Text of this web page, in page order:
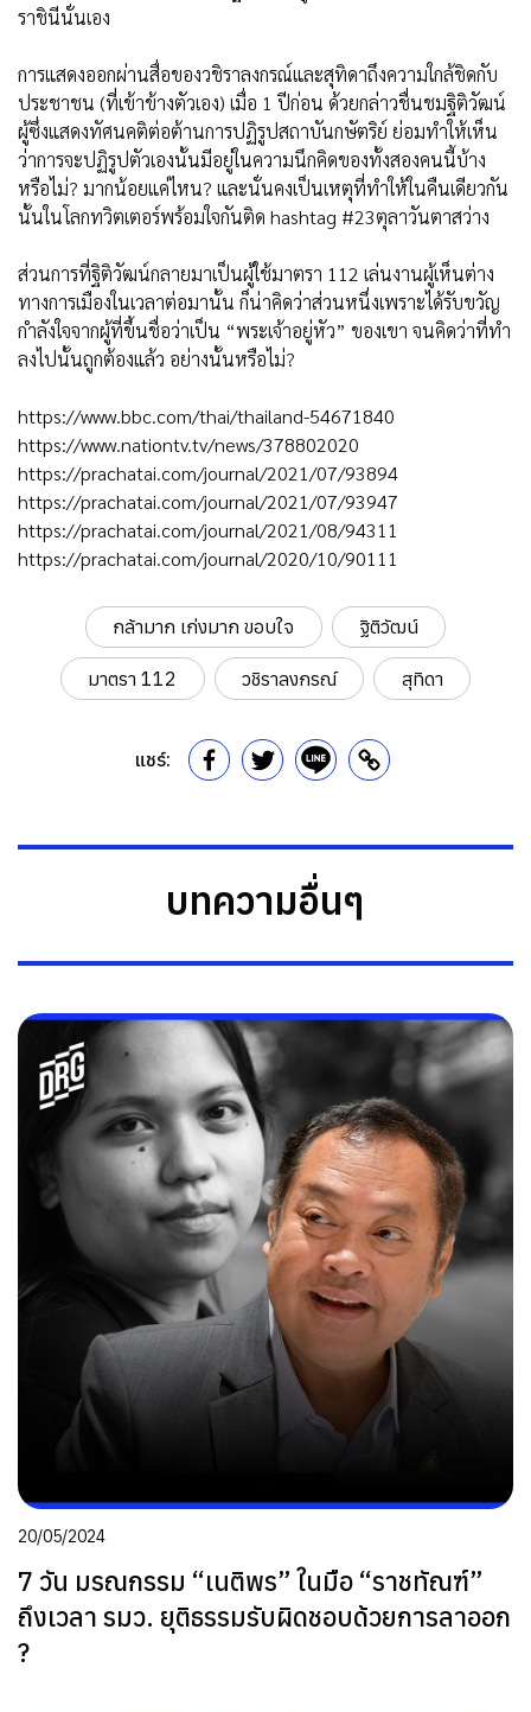
ราชินีนั่นเอง
การแสดงออกผ่านสื่อของวชิราลงกรณ์และสุทิดาถึงความใกล้ชิดกับ
ประชาชน (ที่เข้าข้างตัวเอง) เมื่อ 1 ปีก่อน ด้วยกล่าวชื่นชมฐิติวัฒน์
ผู้ซึ่งแสดงทัศนคติต่อต้านการปฏิรูปสถาบันกษัตริย์ ย่อมทำให้เห็น
ว่าการจะปฏิรูปตัวเองนั้นมีอยู่ในความนึกคิดของทั้งสองคนนี้บ้าง
หรือไม่? มากน้อยแค่ไหน? และนั่นคงเป็นเหตุที่ทำให้ในคืนเดียวกัน
นั้นในโลกทวิตเตอร์พร้อมใจกันติด hashtag #23ตุลาวันตาสว่าง
ส่วนการที่ฐิติวัฒน์กลายมาเป็นผู้ใช้มาตรา 112 เล่นงานผู้เห็นต่าง
ทางการเมืองในเวลาต่อมานั้น ก็น่าคิดว่าส่วนหนึ่งเพราะได้รับขวัญ
กำลังใจจากผู้ที่ขึ้นชื่อว่าเป็น “พระเจ้าอยู่หัว” ของเขา จนคิดว่าที่ทำ
ลงไปนั้นถูกต้องแล้ว อย่างนั้นหรือไม่?
https://www.bbc.com/thai/thailand-54671840
https://www.nationtv.tv/news/378802020
https://prachatai.com/journal/2021/07/93894
https://prachatai.com/journal/2021/07/93947
https://prachatai.com/journal/2021/08/94311
https://prachatai.com/journal/2020/10/90111
กล้ามาก เก่งมาก ขอบใจ ฐิติวัฒน์
มาตรา 112 วชิราลงกรณ์ สุทิดา
แชร์:
บทความอื่นๆ
20/05/2024
7 วัน มรณกรรม “เนติพร” ในมือ “ราชทัณฑ์”
ถึงเวลา รมว. ยุติธรรมรับผิดชอบด้วยการลาออก
?